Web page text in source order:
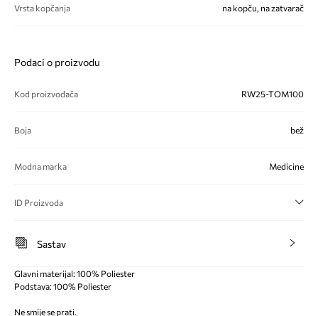
Vrsta kopčanja na kopču, na zatvarač
Podaci o proizvodu
Kod proizvođača RW25-TOM100
Boja bež
Modna marka Medicine
ID Proizvoda
Sastav
Glavni materijal: 100% Poliester
Podstava: 100% Poliester
Ne smije se prati.